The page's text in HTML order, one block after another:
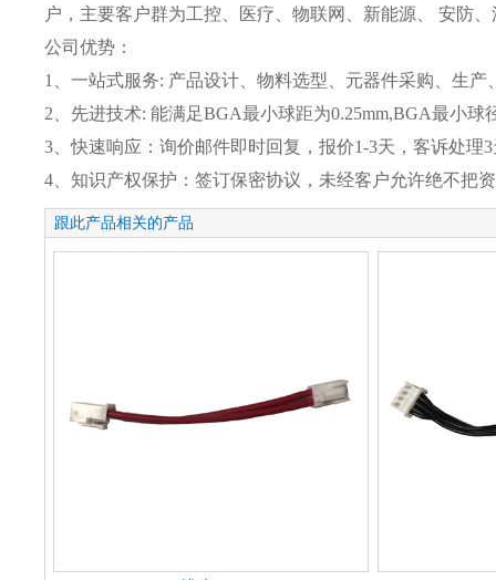
户，主要客户群为工控、医疗、物联网、新能源、 安防、
公司优势：
1、一站式服务: 产品设计、物料选型、元器件采购、生
2、先进技术: 能满足BGA最小球距为0.25mm,BGA最小
3、快速响应：询价邮件即时回复，报价1-3天，客诉处理
4、知识产权保护：签订保密协议，未经客户允许绝不把
跟此产品相关的产品